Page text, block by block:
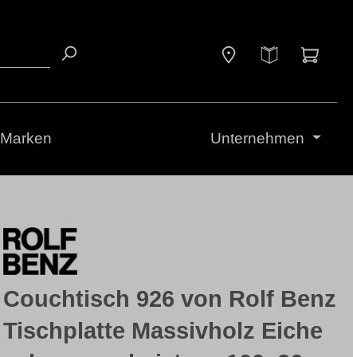
Marken Unternehmen
Couchtisch 926 von Rolf Benz
Tischplatte Massivholz Eiche